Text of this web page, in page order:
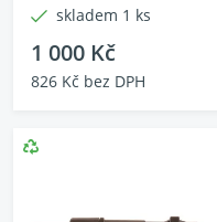
skladem 1 ks
1 000 Kč
826 Kč bez DPH